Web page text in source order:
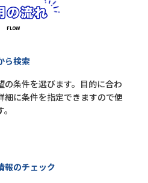
ら検索
の条件を選びます。目的に合わ
細に条件を指定できますので便
報のチェック